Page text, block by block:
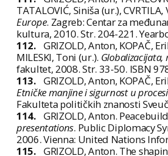
TATALOVIĆ, Siniša (ur.),
Europe. Zagreb: Centar za
kultura, 2010. Str. 204-221.
112. GRIZOLD, Anton, KOPAČ,
MILESKI, Toni (ur.).
fakultet, 2008. Str. 33-50. ISBN
113. GRIZOLD, Anton, KOPAČ,
Etničke manjine i sigurnost u
Fakulteta političkih znanosti
114. GRIZOLD, Anton.
presentations. Public Diplomacy
2006. Vienna: United Nations
115. GRIZOLD, Anton. The